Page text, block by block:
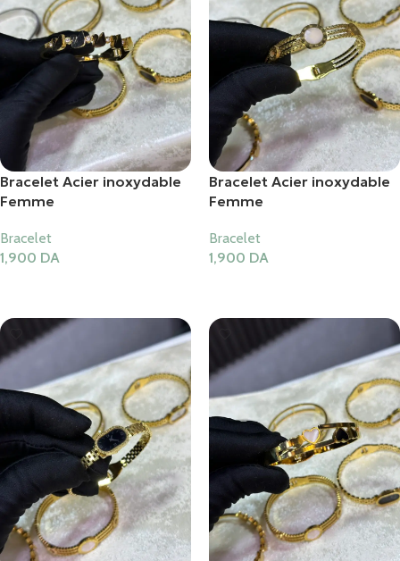
Bracelet Acier inoxydable
Femme
Bracelet
1,900 DA
Bracelet Acier inoxydable
Femme
Bracelet
1,900 DA